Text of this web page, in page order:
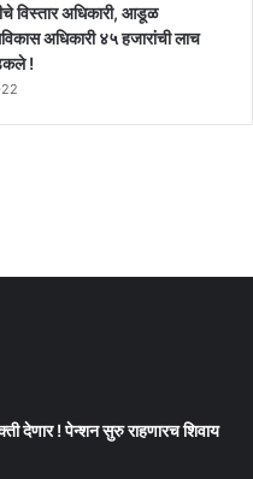
विस्तार अधिकारी, आडूळ
अधिकारी ४५ हजारांची लाच
!
देणार ! पेन्शन सुरु राहणारच शिवाय